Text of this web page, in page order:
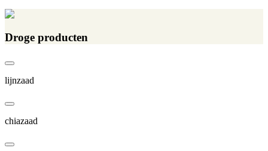
Droge producten
lijnzaad
chiazaad